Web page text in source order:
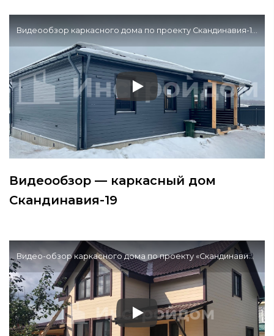
Видеообзор каркасного дома по проекту Скандинавия-19 в Московской области
Видеообзор — каркасный дом
Скандинавия-19
Видео-обзор каркасного дома по проекту «Скандинавия-14»